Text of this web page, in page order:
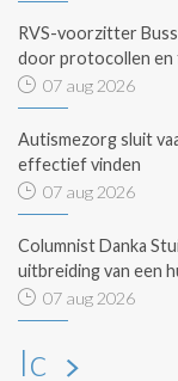
RVS-voorzitter
door protocollen en
07 aug 2026
Autismezorg sluit
effectief vinden
07 aug 2026
Columnist Danka
uitbreiding van een
07 aug 2026
Ic